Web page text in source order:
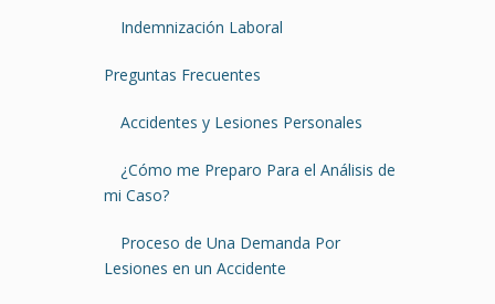
Indemnización Laboral
Preguntas Frecuentes
Accidentes y Lesiones Personales
¿Cómo me Preparo Para el Análisis de
mi Caso?
Proceso de Una Demanda Por
Lesiones en un Accidente